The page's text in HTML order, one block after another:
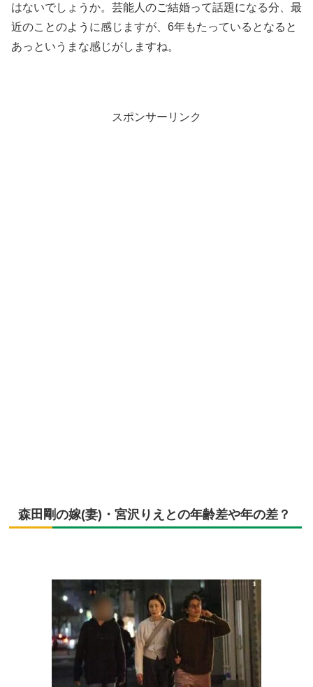
はないでしょうか。芸能人のご結婚って話題になる分、最
近のことのように感じますが、6年もたっているとなると
あっというまな感じがしますね。
スポンサーリンク
森田剛の嫁(妻)・宮沢りえとの年齢差や年の差？